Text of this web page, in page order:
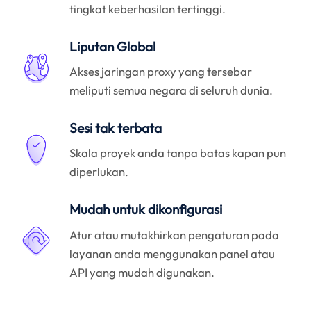
tingkat keberhasilan tertinggi.
Liputan Global
Akses jaringan proxy yang tersebar
meliputi semua negara di seluruh dunia.
Sesi tak terbata
Skala proyek anda tanpa batas kapan pun
diperlukan.
Mudah untuk dikonfigurasi
Atur atau mutakhirkan pengaturan pada
layanan anda menggunakan panel atau
API yang mudah digunakan.